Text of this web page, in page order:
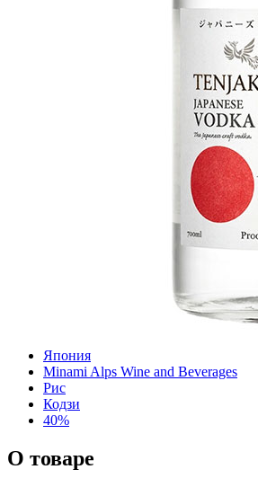
Япония
Minami Alps Wine and Beverages
Рис
Кодзи
40%
О товаре